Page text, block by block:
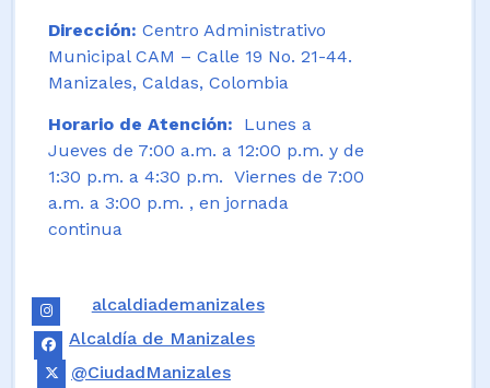
Dirección: Centro Administrativo
Municipal CAM – Calle 19 No. 21-44.
Manizales, Caldas, Colombia
Horario de Atención: Lunes a
Jueves de 7:00 a.m. a 12:00 p.m. y de
1:30 p.m. a 4:30 p.m. Viernes de 7:00
a.m. a 3:00 p.m. , en jornada
continua
alcaldiademanizales
Alcaldía de Manizales
@CiudadManizales